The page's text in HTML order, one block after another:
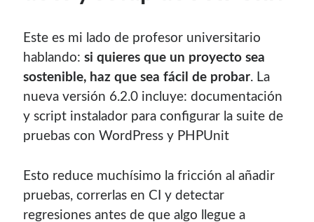
Este es mi lado de profesor universitario
hablando:si quieres que un proyecto sea
sostenible, haz que sea fácil de probar. La
nueva versión 6.2.0 incluye: documentación
y script instalador para configurar la suite de
pruebas con WordPress y PHPUnit
Esto reduce muchísimo la fricción al añadir
pruebas, correrlas en CI y detectar
regresiones antes de que algo llegue a